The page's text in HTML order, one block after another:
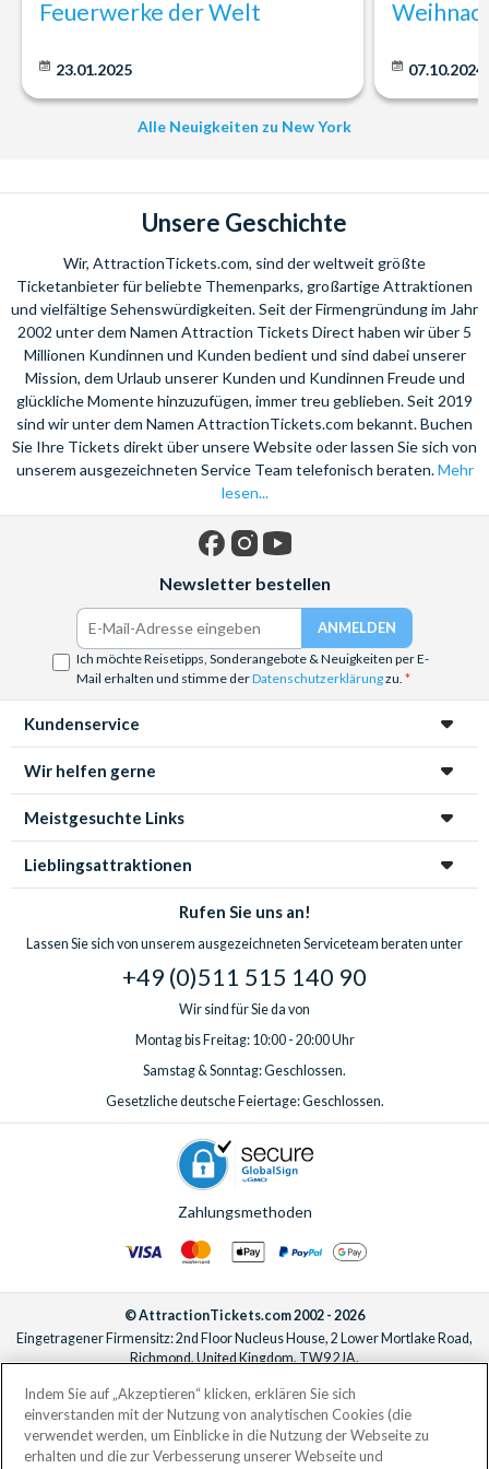
Feuerwerke der Welt
23.01.2025 07.10.2024
Alle Neuigkeiten zu New York
Unsere Geschichte
Wir, AttractionTickets.com, sind der weltweit größte
Ticketanbieter für beliebte Themenparks, großartige Attraktionen
und vielfältige Sehenswürdigkeiten. Seit der Firmengründung im Jahr
2002 unter dem Namen Attraction Tickets Direct haben wir über 5
Millionen Kundinnen und Kunden bedient und sind dabei unserer
Mission, dem Urlaub unserer Kunden und Kundinnen Freude und
glückliche Momente hinzuzufügen, immer treu geblieben. Seit 2019
sind wir unter dem Namen AttractionTickets.com bekannt. Buchen
Sie Ihre Tickets direkt über unsere Website oder lassen Sie sich von
unserem ausgezeichneten Service Team telefonisch beraten.Mehr
lesen...
Newsletter bestellen
Ich möchte Reisetipps, Sonderangebote & Neuigkeiten per E-
Mail erhalten und stimme derDatenschutzerklärungzu.
Kundenservice
Wir helfen gerne
Meistgesuchte Links
Lieblingsattraktionen
Rufen Sie uns an!
Lassen Sie sich von unserem ausgezeichneten Serviceteam beraten unter
+49 (0)511 515 140 90
Wir sind für Sie da von
Montag bis Freitag: 10:00 - 20:00 Uhr
Samstag & Sonntag: Geschlossen.
Gesetzliche deutsche Feiertage: Geschlossen.
Zahlungsmethoden
© AttractionTickets.com 2002 - 2026
Eingetragener Firmensitz: 2nd Floor Nucleus House, 2 Lower Mortlake Road,
Richmond, United Kingdom, TW9 2JA.
the owners of UK Trademark Registration Nos. 3427114 and 3427117.
Registered in England with registered number 4390984 and VAT Number
795922965.
Indem Sie auf „Akzeptieren“ klicken, erklären Sie sich
einverstanden mit der Nutzung von analytischen Cookies (die
verwendet werden, um Einblicke in die Nutzung der Webseite zu
erhalten und die zur Verbesserung unserer Webseite und